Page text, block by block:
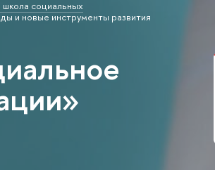
социальных
и новые инструменты развития